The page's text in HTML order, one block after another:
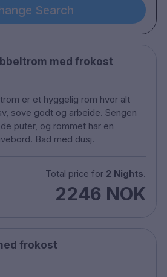
etter avtale
et gebyr. Vennligst oppgi i
rom, da disse finnes i
rom er tilgjengelige
til Örebro slott
til Wadköping
Search
med frokost
er et hyggelig rom hvor alt
sove godt og arbeide. Sengen
puter, og rommet har en
Bad med dusj.
Total price for 2 Nights.
2246 NOK
frokost